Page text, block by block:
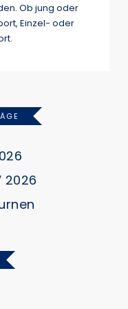
Ob jung oder
Einzel- oder
2026